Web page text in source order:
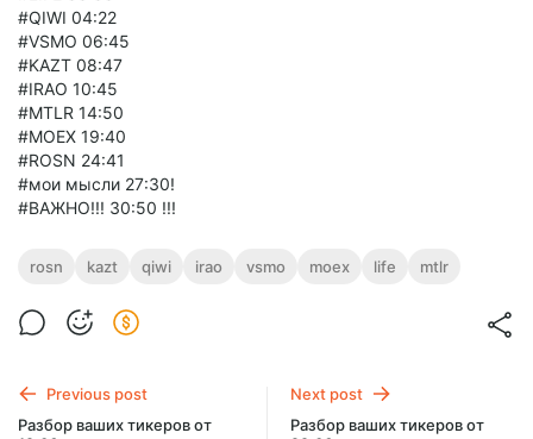
#QIWI 04:22
#VSMO 06:45
#KAZT 08:47
#IRAO 10:45
#MTLR 14:50
#MOEX 19:40
#ROSN 24:41
#мои мысли 27:30!
#ВАЖНО!!! 30:50 !!!
rosn kazt qiwi irao vsmo moex life mtlr
Previous post
Разбор ваших тикеров от
Next post
Разбор ваших тикеров от